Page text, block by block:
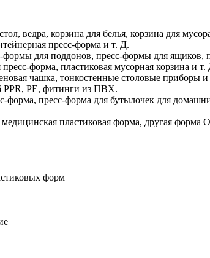
ведра, корзина для белья, корзина для
пресс-форма и т. Д.
для поддонов, пресс-формы для ящиков,
форма, пластиковая мусорная корзина и т.
чашка, тонкостенные столовые приборы и
PPR, PE, фитинги из ПВХ.
форма, пресс-форма для бутылочек для
пластиковая форма, другая форма
форм